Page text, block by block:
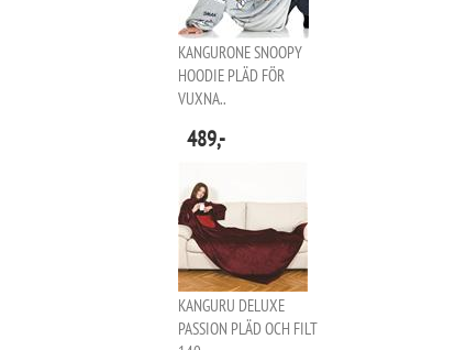
KANGURONE SNOOPY
HOODIE PLÄD FÖR
VUXNA..
489,-
KANGURU DELUXE
PASSION PLÄD OCH FILT